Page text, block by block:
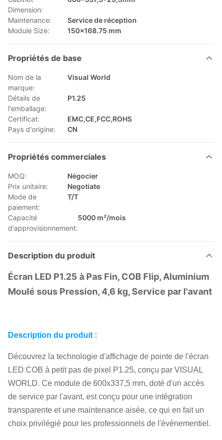
Dimension:
Maintenance:
Service de réception
Module Size:
150x168.75 mm
Propriétés de base
Nom de la
marque:
Visual World
Détails de
l'emballage:
P1.25
Certificat:
EMC,CE,FCC,ROHS
Pays d'origine:
CN
Propriétés commerciales
MOQ:
Négocier
Prix unitaire:
Negotiate
Mode de
paiement:
T/T
Capacité
d'approvisionnement:
5000 m²/mois
Description du produit
Écran LED P1.25 à Pas Fin, COB Flip, Aluminium
Moulé sous Pression, 4,6 kg, Service par l'avant
Description du produit :
Découvrez la technologie d'affichage de pointe de l'écran
LED COB à petit pas de pixel P1.25, conçu par VISUAL
WORLD. Ce module de 600x337,5 mm, doté d'un accès
de service par l'avant, est conçu pour une intégration
transparente et une maintenance aisée, ce qui en fait un
choix privilégié pour les professionnels de l'événementiel.